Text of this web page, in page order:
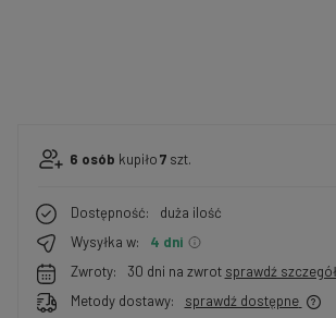
6 osób kupiło7 szt.
Dostępność:
duża ilość
Wysyłka w:
4 dni
Zwroty:
30 dni na zwrot sprawdź
Metody dostawy:
sprawdź dostępne